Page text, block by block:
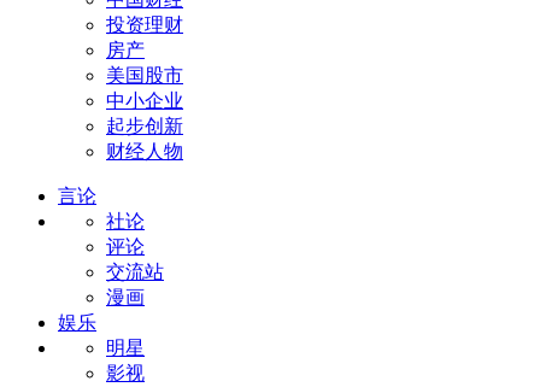
投资理财
房产
美国股市
中小企业
起步创新
财经人物
言论
社论
评论
交流站
漫画
娱乐
明星
影视